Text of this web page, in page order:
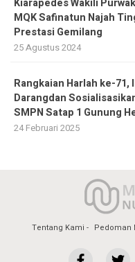
Kiarapedes Wakili
MQK Safinatun Najah
Prestasi Gemilang
25 Agustus 2024
Rangkaian Harlah ke-71,
Darangdan
SMPN Satap 1 Gunung
24 Februari 2025
Tentang Kami Pedoman